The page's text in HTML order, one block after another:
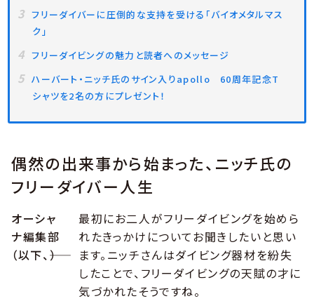
フリーダイバーに圧倒的な支持を受ける「バイオメタルマス
ク」
フリーダイビングの魅力と読者へのメッセージ
ハーバート・ニッチ氏のサイン入りapollo 60周年記念T
シャツを2名の方にプレゼント！
偶然の出来事から始まった、ニッチ氏の
フリーダイバー人生
オーシャ
ナ編集部
（以下、――）
最初にお二人がフリーダイビングを始めら
れたきっかけについてお聞きしたいと思い
ます。ニッチさんはダイビング器材を紛失
したことで、フリーダイビングの天賦の才に
気づかれたそうですね。